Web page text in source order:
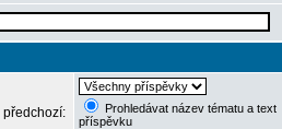
předchozí:
Prohledávat název tématu a text
příspěvku